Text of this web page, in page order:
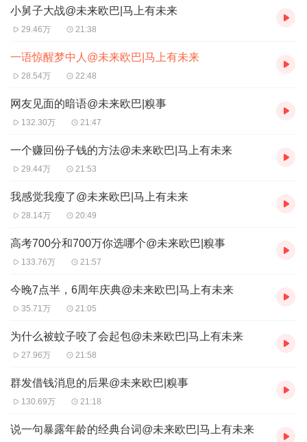
小舅子大战@未来欧巴|马上有未来
29.46万 21:38
一语惊醒梦中人@未来欧巴|马上有未来
28.54万 22:48
网友见面的暗语@未来欧巴|糗事
132.30万 21:47
一个赚回份子钱的方法@未来欧巴|马上有未来
29.44万 21:53
我感觉我瘦了@未来欧巴|马上有未来
28.14万 20:49
高考700分和700万你选哪个@未来欧巴|糗事
133.76万 21:57
今晚7点半，6周年庆典@未来欧巴|马上有未来
35.71万 21:05
为什么被蚊子咬了会起包@未来欧巴|马上有未来
27.96万 21:58
群发借钱消息的后果@未来欧巴|糗事
130.69万 21:18
说一句暴露年龄的经典台词@未来欧巴|马上有未来